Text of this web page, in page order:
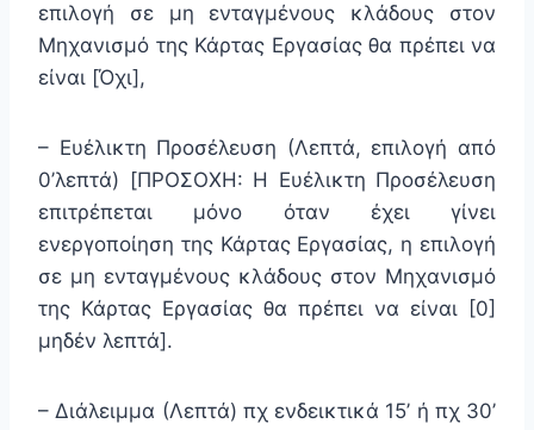
επιλογή σε μη ενταγμένους κλάδους στον
Μηχανισμό της Κάρτας Εργασίας θα πρέπει να
είναι [Όχι],
– Ευέλικτη Προσέλευση (Λεπτά, επιλογή από
0’λεπτά) [ΠΡΟΣΟΧΗ: Η Ευέλικτη Προσέλευση
επιτρέπεται μόνο όταν έχει γίνει
ενεργοποίηση της Κάρτας Εργασίας, η επιλογή
σε μη ενταγμένους κλάδους στον Μηχανισμό
της Κάρτας Εργασίας θα πρέπει να είναι [0]
μηδέν λεπτά].
– Διάλειμμα (Λεπτά) πχ ενδεικτικά 15’ ή πχ 30’